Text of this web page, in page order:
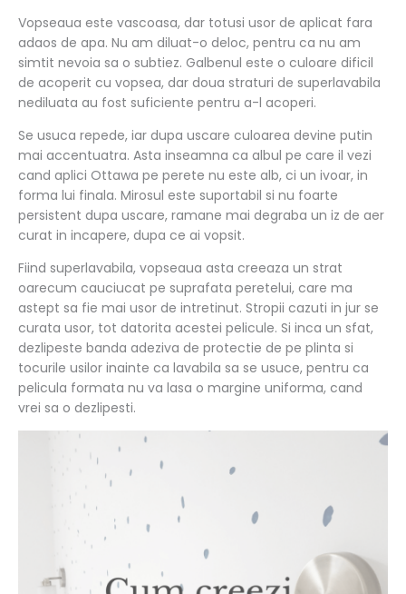
Vopseaua este vascoasa, dar totusi usor de aplicat fara
adaos de apa. Nu am diluat-o deloc, pentru ca nu am
simtit nevoia sa o subtiez. Galbenul este o culoare dificil
de acoperit cu vopsea, dar doua straturi de superlavabila
nediluata au fost suficiente pentru a-l acoperi.
Se usuca repede, iar dupa uscare culoarea devine putin
mai accentuatra. Asta inseamna ca albul pe care il vezi
cand aplici Ottawa pe perete nu este alb, ci un ivoar, in
forma lui finala. Mirosul este suportabil si nu foarte
persistent dupa uscare, ramane mai degraba un iz de aer
curat in incapere, dupa ce ai vopsit.
Fiind superlavabila, vopseaua asta creeaza un strat
oarecum cauciucat pe suprafata peretelui, care ma
astept sa fie mai usor de intretinut. Stropii cazuti in jur se
curata usor, tot datorita acestei pelicule. Si inca un sfat,
dezlipeste banda adeziva de protectie de pe plinta si
tocurile usilor inainte ca lavabila sa se usuce, pentru ca
pelicula formata nu va lasa o margine uniforma, cand
vrei sa o dezlipesti.